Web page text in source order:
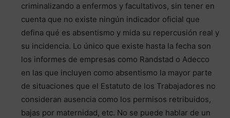
criminalizando a enfermos y facultativos, sin tener en
cuenta que no existe ningún indicador oficial que
defina qué es absentismo y mida su repercusión real y
su incidencia. Lo único que existe hasta la fecha son
los informes de empresas como Randstad o Adecco
en las que incluyen como absentismo la mayor parte
de situaciones que el Estatuto de los Trabajadores no
consideran ausencia como los permisos retribuidos,
bajas por maternidad, etc. No se puede hablar de un